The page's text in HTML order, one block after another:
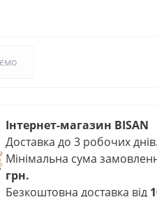
Інтернет-магазин BISAN
Доставка до 3 робочих днів.
Мінімальна сума
грн.
Безкоштовна доставка від